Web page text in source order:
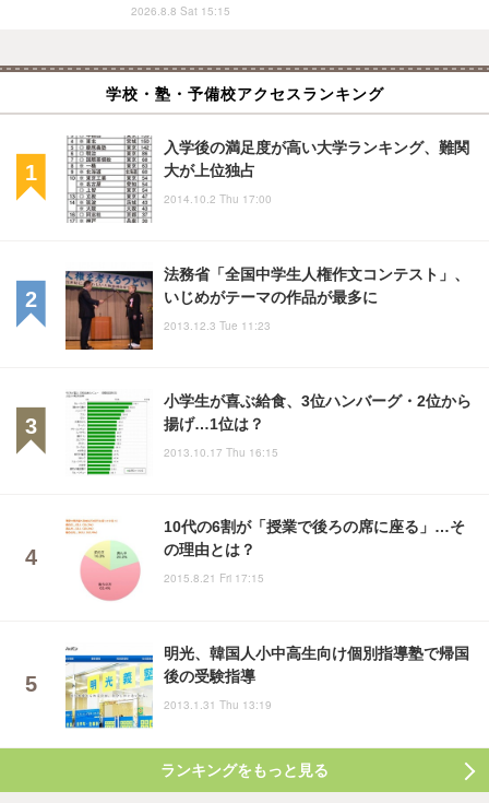
2026.8.8 Sat 15:15
学校・塾・予備校アクセスランキング
入学後の満足度が高い大学ランキング、難関
大が上位独占
2014.10.2 Thu 17:00
法務省「全国中学生人権作文コンテスト」、
いじめがテーマの作品が最多に
2013.12.3 Tue 11:23
小学生が喜ぶ給食、3位ハンバーグ・2位から
揚げ…1位は？
2013.10.17 Thu 16:15
10代の6割が「授業で後ろの席に座る」…そ
の理由とは？
2015.8.21 Fri 17:15
明光、韓国人小中高生向け個別指導塾で帰国
後の受験指導
2013.1.31 Thu 13:19
ランキングをもっと見る